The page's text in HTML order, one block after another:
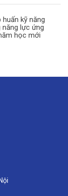
huấn kỹ năng
lực ứng
học mới